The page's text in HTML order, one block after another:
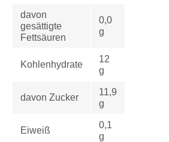
davon
gesättigte
Fettsäuren
0,0
g
Kohlenhydrate
12
g
davon Zucker
11,9
g
Eiweiß
0,1
g